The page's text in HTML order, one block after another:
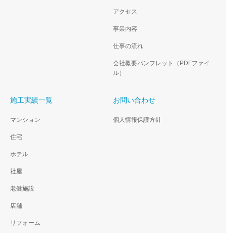
アクセス
事業内容
仕事の流れ
会社概要パンフレット（PDFファイ
ル）
施工実績一覧
マンション
住宅
ホテル
社屋
老健施設
店舗
リフォーム
お問い合わせ
個人情報保護方針